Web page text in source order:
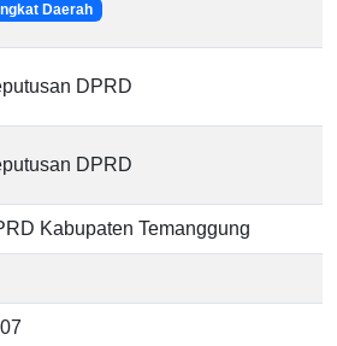
Daerah
DPRD
DPRD
Kabupaten Temanggung